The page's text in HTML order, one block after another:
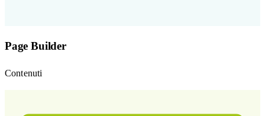
Page Builder
Contenuti